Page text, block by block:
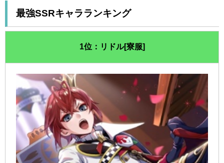
最強SSRキャラランキング
1位：リドル[寮服]